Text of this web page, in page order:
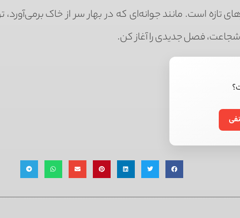
است. مانند جوانه‌ای که در بهار سر از خاک برمی‌آورد،
فصل جدیدی را آغاز کن.